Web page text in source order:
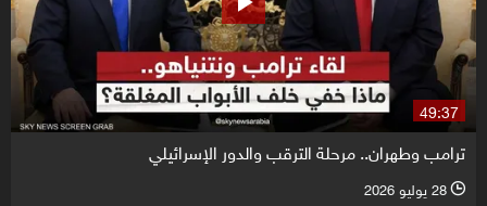
49:37
ترامب وطهران.. مرحلة الترقب والدور الإسرائيلي
l 28 يوليو 2026